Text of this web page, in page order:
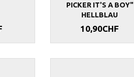
PICKER IT'S A BOY"
HELLBLAU
10,90CHF